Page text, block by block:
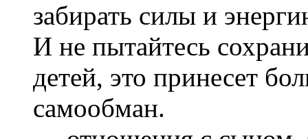
забирать силы и
И не пытайтесь
детей, это принесет
самообман.